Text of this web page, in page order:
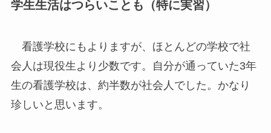
学生生活はつらいことも（特に実習）
看護学校にもよりますが、ほとんどの学校で社
会人は現役生より少数です。自分が通っていた3年
生の看護学校は、約半数が社会人でした。かなり
珍しいと思います。